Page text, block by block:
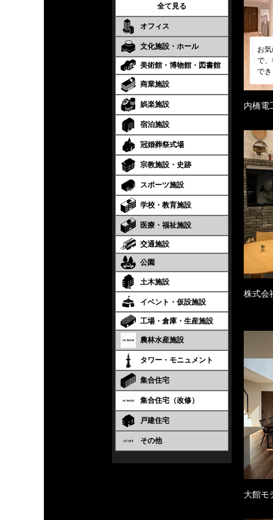
全て見る
オフィス
文化施設・ホール
美術館・博物館・図書館
商業施設
娯楽施設
宿泊施設
冠婚葬祭式場
宗教施設・史跡
スポーツ施設
学校・教育施設
医療・福祉施設
交通施設
公園
土木施設
イベント・仮設施設
工場・倉庫・生産施設
農林水産施設
タワー・モニュメント
集合住宅
集合住宅（改修）
戸建住宅
その他
お
で
で
内橋電
株式会
大館モ